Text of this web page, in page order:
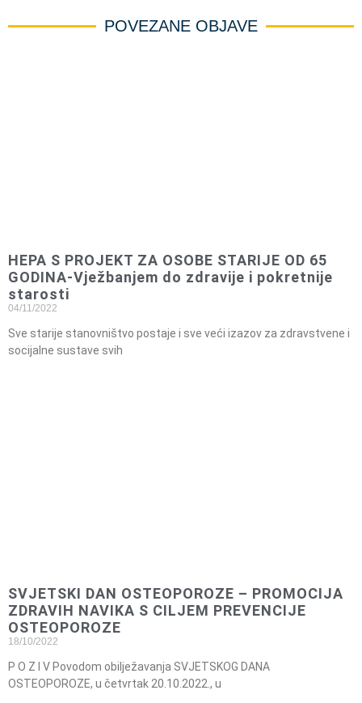
POVEZANE OBJAVE
HEPA S PROJEKT ZA OSOBE STARIJE OD 65
GODINA-Vježbanjem do zdravije i pokretnije
starosti
04/11/2022
Sve starije stanovništvo postaje i sve veći izazov za zdravstvene i
socijalne sustave svih
SVJETSKI DAN OSTEOPOROZE – PROMOCIJA
ZDRAVIH NAVIKA S CILJEM PREVENCIJE
OSTEOPOROZE
18/10/2022
P O Z I V Povodom obilježavanja SVJETSKOG DANA
OSTEOPOROZE, u četvrtak 20.10.2022., u